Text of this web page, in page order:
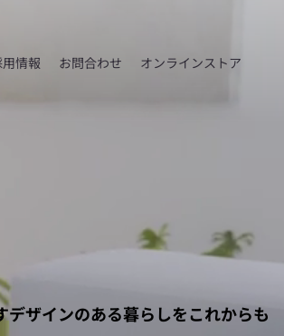
情報 お問合わせ オンラインストア
デザインのある暮らしをこれからも